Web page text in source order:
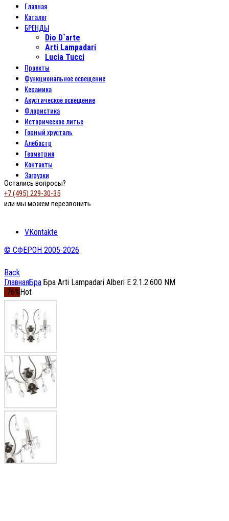
Главная
Каталог
БРЕНДЫ
Dio D`arte
Arti Lampadari
Lucia Tucci
Проекты
Функциональное освещение
Керамика
Акустическое освещение
Флористика
Историческое литье
Горный хрусталь
Алебастр
Геометрия
Контакты
Загрузки
Остались вопросы?
+7 (495) 229-30-35
или мы можем перезвонить
VKontakte
© СФЕРОН 2005-2026
Back
ГлавнаяБра Бра Arti Lampadari Alberi E 2.1.2.600 NM
-76% Hot